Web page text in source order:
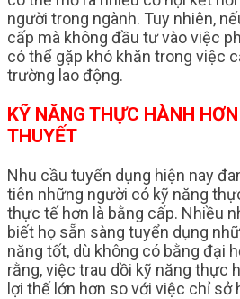
người trong ngành. Tuy nhiên,
cấp mà không đầu tư vào việc
có thể gặp khó khăn trong việc
trường lao động.
KỸ NĂNG THỰC HÀNH
THUYẾT
Nhu cầu tuyển dụng hiện nay
tiên những người có kỹ năng
thực tế hơn là bằng cấp. Nhiều
biết họ sẵn sàng tuyển dụng
năng tốt, dù không có bằng đại
rằng, việc trau dồi kỹ năng thực
lợi thế lớn hơn so với việc chỉ sở